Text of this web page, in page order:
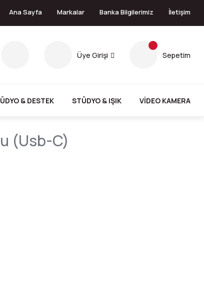
Ana Sayfa Markalar Banka Bilgilerimiz İletişim
Üye Girişi Sepetim
& DESTEK STÜDYO & IŞIK VİDEO KAMERA
(usb-C)